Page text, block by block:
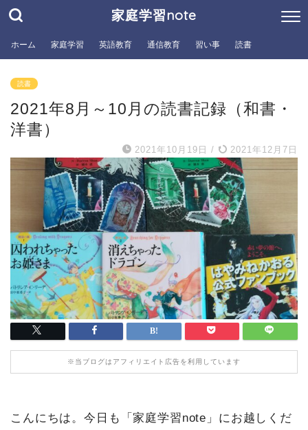
家庭学習note
ホーム 家庭学習 英語教育 通信教育 習い事 読書
読書
2021年8月～10月の読書記録（和書・
洋書）
2021年10月19日 / 2021年12月7日
※当ブログはアフィリエイト広告を利用しています
こんにちは。今日も「家庭学習note」にお越しくだ